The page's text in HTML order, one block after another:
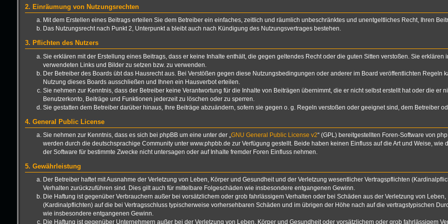
2. Einräumung von Nutzungsrechten
Mit dem Erstellen eines Beitrags erteilen Sie dem Betreiber ein einfaches, zeitlich und räumlich unbeschränktes und unentgeltliches Recht, Ihren
Das Nutzungsrecht nach Punkt 2, Unterpunkt a bleibt auch nach Kündigung des Nutzungsvertrages bestehen.
3. Pflichten des Nutzers
Sie erklären mit der Erstellung eines Beitrags, dass er keine Inhalte enthält, die gegen geltendes Recht oder die guten Sitten verstoßen. Sie
verwendeten Links und Bilder zu setzen bzw. zu verwenden.
Der Betreiber des Boards übt das Hausrecht aus. Bei Verstößen gegen diese Nutzungsbedingungen oder anderer im Board veröffentlichten
Nutzung dieses Boards ausschließen und Ihnen ein Hausverbot erteilen.
Sie nehmen zur Kenntnis, dass der Betreiber keine Verantwortung für die Inhalte von Beiträgen übernimmt, die er nicht selbst erstellt hat oder die er
Benutzerkonto, Beiträge und Funktionen jederzeit zu löschen oder zu sperren.
Sie gestatten dem Betreiber darüber hinaus, Ihre Beiträge abzuändern, sofern sie gegen o. g. Regeln verstoßen oder geeignet sind, dem Betreiber
4. General Public License
Sie nehmen zur Kenntnis, dass es sich bei phpBB um eine unter der „GNU General Public License v2“ (GPL) bereitgestellten Foren-Software von
werden durch die deutschsprachige Community unter www.phpbb.de zur Verfügung gestellt. Beide haben keinen Einfluss auf die Art und Weise,
der Software für bestimmte Zwecke nicht untersagen oder auf Inhalte fremder Foren Einfluss nehmen.
5. Gewährleistung
Der Betreiber haftet mit Ausnahme der Verletzung von Leben, Körper und Gesundheit und der Verletzung wesentlicher Vertragspflichten
Verhalten zurückzuführen sind. Dies gilt auch für mittelbare Folgeschäden wie insbesondere entgangenen Gewinn.
Die Haftung ist gegenüber Verbrauchern außer bei vorsätzlichem oder grob fahrlässigem Verhalten oder bei Schäden aus der Verletzung von
(Kardinalpflichten) auf die bei Vertragsschluss typischerweise vorhersehbaren Schäden und im übrigen der Höhe nach auf die vertragstypischen
wie insbesondere entgangenen Gewinn.
Die Haftung ist gegenüber Unternehmern außer bei der Verletzung von Leben, Körper und Gesundheit oder vorsätzlichem oder grob fahrlässigem